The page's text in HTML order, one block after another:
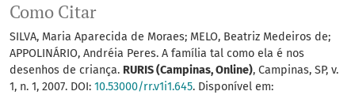
Como Citar
SILVA, Maria Aparecida de Moraes; MELO, Beatriz Medeiros de;
APPOLINÁRIO, Andréia Peres. A família tal como ela é nos
desenhos de criança. RURIS (Campinas, Online), Campinas, SP, v.
1, n. 1, 2007. DOI: 10.53000/rr.v1i1.645. Disponível em: